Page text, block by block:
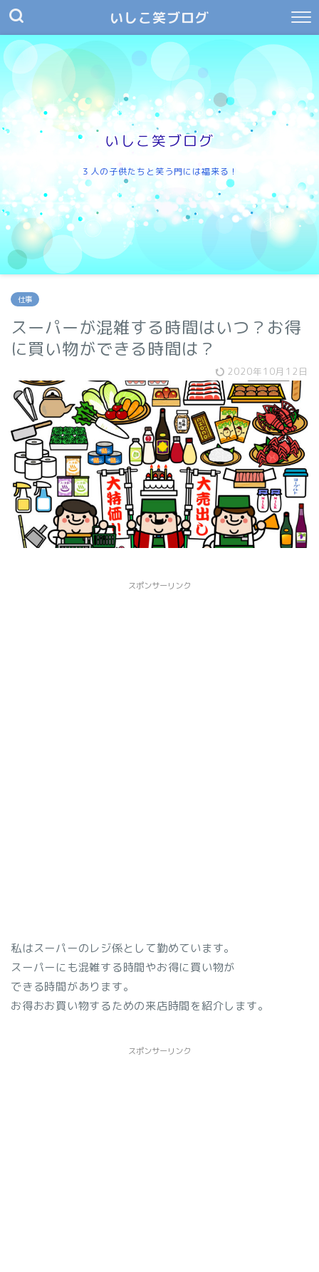
いしこ笑ブログ
いしこ笑ブログ
３人の子供たちと笑う門には福来る！
仕事
スーパーが混雑する時間はいつ？お得
に買い物ができる時間は？
2020年10月12日
スポンサーリンク
私はスーパーのレジ係として勤めています。
スーパーにも混雑する時間やお得に買い物が
できる時間があります。
お得おお買い物するための来店時間を紹介します。
スポンサーリンク